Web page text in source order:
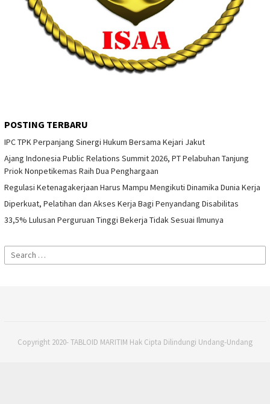
POSTING TERBARU
IPC TPK Perpanjang Sinergi Hukum Bersama Kejari Jakut
Ajang Indonesia Public Relations Summit 2026, PT Pelabuhan Tanjung
Priok Nonpetikemas Raih Dua Penghargaan
Regulasi Ketenagakerjaan Harus Mampu Mengikuti Dinamika Dunia Kerja
Diperkuat, Pelatihan dan Akses Kerja Bagi Penyandang Disabilitas
33,5% Lulusan Perguruan Tinggi Bekerja Tidak Sesuai Ilmunya
Search
for:
Copyright 2020- TABLOID MARITIM Hak Cipta Dilindungi Undang-Undang